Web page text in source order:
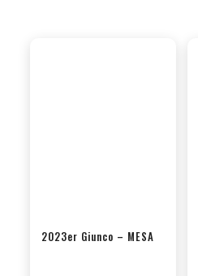
2023er Giunco – MESA